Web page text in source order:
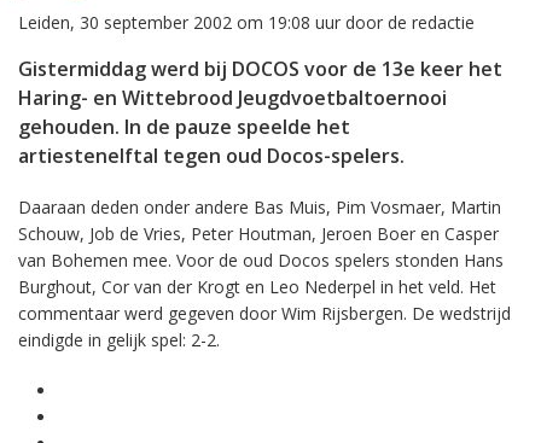
Leiden, 30 september 2002 om 19:08 uur door de redactie
Gistermiddag werd bij DOCOS voor de 13e keer het
Haring- en Wittebrood Jeugdvoetbaltoernooi
gehouden. In de pauze speelde het
artiestenelftal tegen oud Docos-spelers.
Daaraan deden onder andere Bas Muis, Pim Vosmaer, Martin
Schouw, Job de Vries, Peter Houtman, Jeroen Boer en Casper
van Bohemen mee. Voor de oud Docos spelers stonden Hans
Burghout, Cor van der Krogt en Leo Nederpel in het veld. Het
commentaar werd gegeven door Wim Rijsbergen. De wedstrijd
eindigde in gelijk spel: 2-2.